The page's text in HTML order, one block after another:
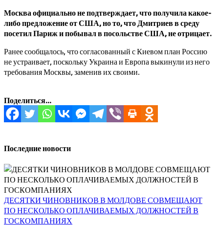
Москва официально не подтверждает, что получила какое-
либо предложение от США, но то, что Дмитриев в среду
посетил Париж и побывал в посольстве США, не отрицает.
Ранее сообщалось, что согласованный с Киевом план Россию
не устраивает, поскольку Украина и Европа выкинули из него
требования Москвы, заменив их своими.
Поделиться...
Последние новости
ДЕСЯТКИ ЧИНОВНИКОВ В МОЛДОВЕ СОВМЕЩАЮТ
ПО НЕСКОЛЬКО ОПЛАЧИВАЕМЫХ ДОЛЖНОСТЕЙ В
ГОСКОМПАНИЯХ